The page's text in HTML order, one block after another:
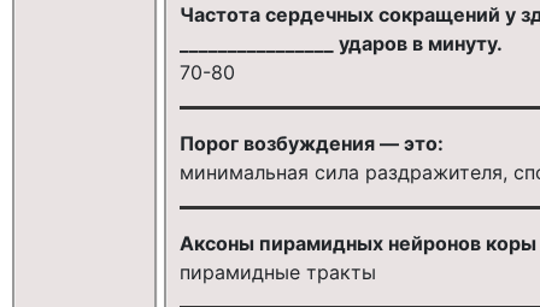
Частота сердечных сокращений у
________________ ударов в минуту.
70-80
Порог возбуждения — это:
минимальная сила раздражителя,
Аксоны пирамидных нейронов
пирамидные тракты